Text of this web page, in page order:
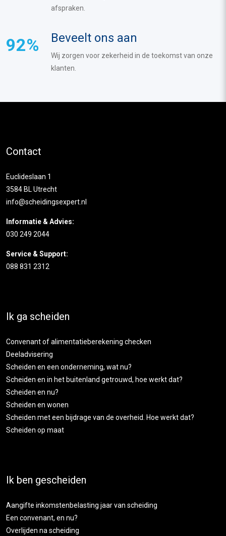
afspraken.
92% Beveelt ons aan
Wij zorgen voor zekerheid in de toekomst van onze
klanten.
Contact
Euclideslaan 1
3584 BL Utrecht
info@scheidingsexpert.nl
Informatie & Advies:
030 249 2044
Service & Support:
088 831 2312
Ik ga scheiden
Convenant of alimentatieberekening checken
Deeladvisering
Scheiden en een onderneming, wat nu?
Scheiden en in het buitenland getrouwd, hoe werkt dat?
Scheiden en nu?
Scheiden en wonen
Scheiden met een bijdrage van de overheid. Hoe werkt dat?
Scheiden op maat
Ik ben gescheiden
Aangifte inkomstenbelasting jaar van scheiding
Een convenant, en nu?
Overlijden na scheiding